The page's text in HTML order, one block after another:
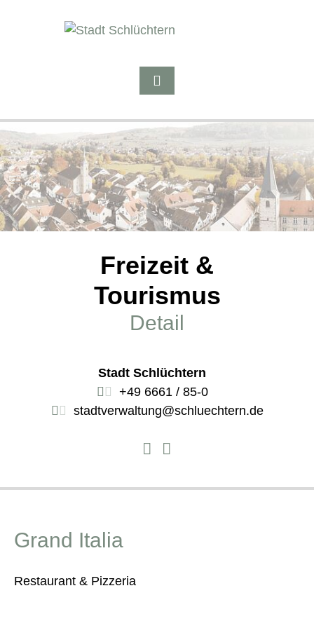
Freizeit &
Tourismus
Detail
Stadt Schlüchtern
+49 6661 / 85-0
stadtverwaltung@schluechtern.de
Grand Italia
Restaurant & Pizzeria